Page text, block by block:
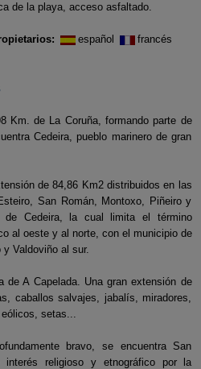
de la playa, acceso asfaltado.
español
francés
Km. de La Coruña, formando parte de
Cedeira, pueblo marinero de gran
de 84,86 Km2 distribuidos en las
San Román, Montoxo, Piñeiro y
Cedeira, la cual limita el término
al oeste y al norte, con el municipio de
Valdoviño al sur.
de A Capelada. Una gran extensión de
caballos salvajes, jabalís, miradores,
setas...
bravo, se encuentra San
religioso y etnográfico por la